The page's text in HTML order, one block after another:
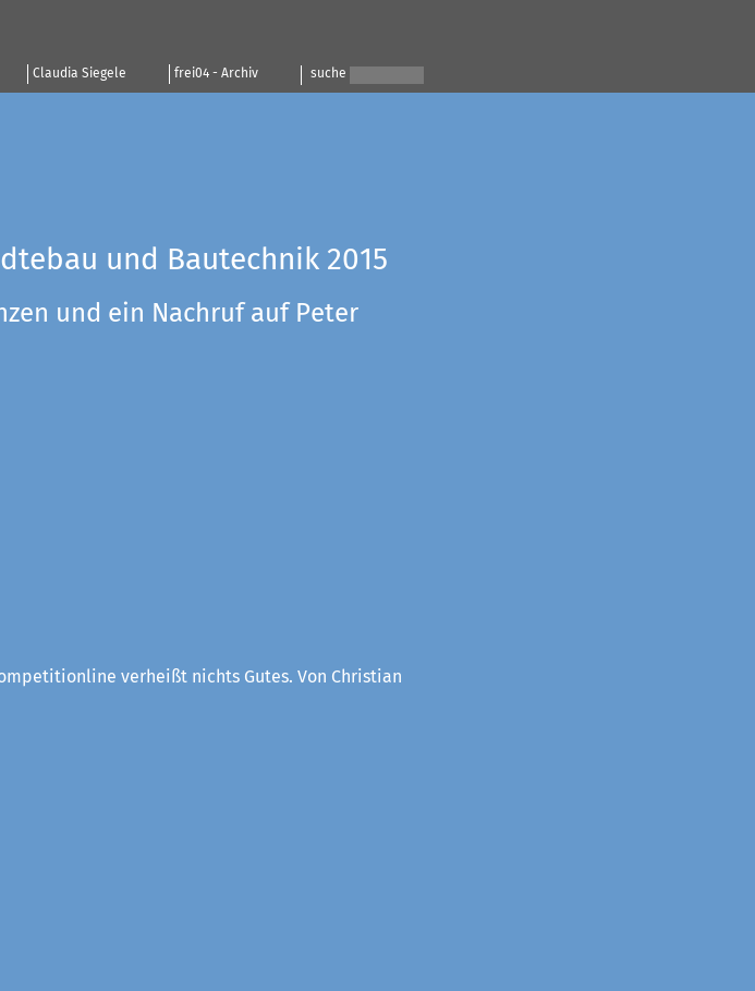
Claudia Siegele frei04 - Archiv suche
und Bautechnik 2015
und ein Nachruf auf Peter
verheißt nichts Gutes. Von Christian